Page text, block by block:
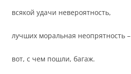
всякой удачи невероятность,
лучших моральная неопрятность –
вот, с чем пошли, багаж.